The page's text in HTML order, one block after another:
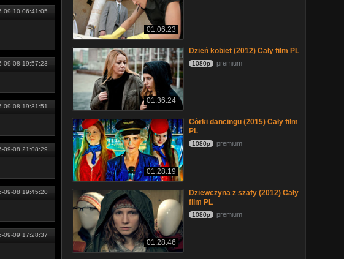
09-10 06:41:05
09-08 19:57:23
09-08 19:31:51
09-08 21:08:29
09-08 19:45:20
09-09 17:28:37
01:06:23
01:36:24
Dzień kobiet (2012) Cały film PL
1080p premium
01:28:19
Córki dancingu (2015) Cały film
PL
1080p premium
01:28:46
Dziewczyna z szafy (2012) Cały
film PL
1080p premium